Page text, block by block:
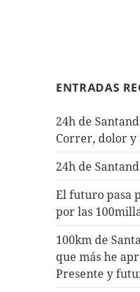
ENTRADAS
24h de
Correr, dolor y
24h de
El futuro pasa
por las
100km de
que más he
Presente y